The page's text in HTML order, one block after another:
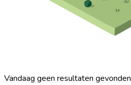
Vandaag geen resultaten gevonden